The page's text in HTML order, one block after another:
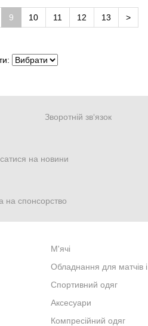
9 10 11 12 13 >
Зворотній зв‘язок
на новини
на спонсорство
М'ячі
Обладнання для матчів
Спортивний одяг
Аксесуари
Компресійний одяг